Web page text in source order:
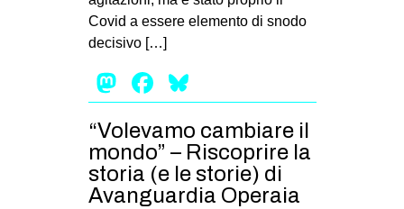
Covid a essere elemento di snodo
decisivo […]
Mastodon
Facebook
“Volevamo cambiare il
mondo” – Riscoprire la
storia (e le storie) di
Avanguardia Operaia